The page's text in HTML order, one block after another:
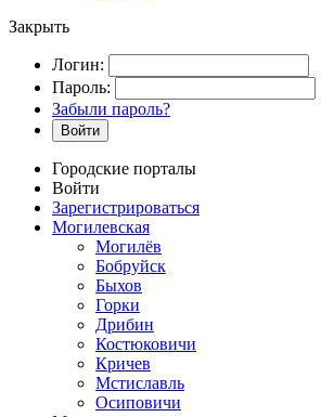
Закрыть
Логин:
Пароль:
Забыли пароль?
Войти
Городские порталы
Войти
Зарегистрироваться
Могилевская
Могилёв
Бобруйск
Быхов
Горки
Дрибин
Костюковичи
Кричев
Мстиславль
Осиповичи